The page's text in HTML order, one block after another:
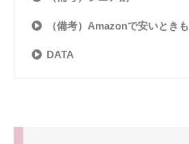
（備考）Amazonで安いときも
DATA